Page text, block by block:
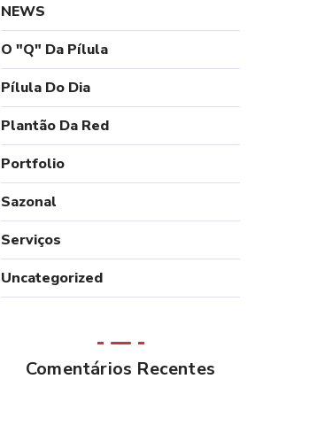
NEWS
O "Q" Da Pílula
Pílula Do Dia
Plantão Da Red
Portfolio
Sazonal
Serviços
Uncategorized
Comentários Recentes